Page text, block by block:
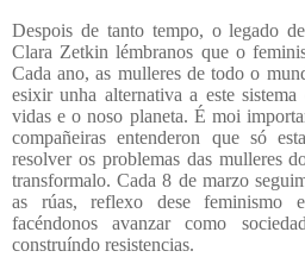
Despois de tanto tempo, o legado
Clara Zetkin lémbranos que o
Cada ano, as mulleres de todo o
esixir unha alternativa a este
vidas e o noso planeta. É moi
compañeiras entenderon que só
resolver os problemas das mulleres
transformalo. Cada 8 de marzo
as rúas, reflexo dese feminismo
facéndonos avanzar como
construíndo resistencias.